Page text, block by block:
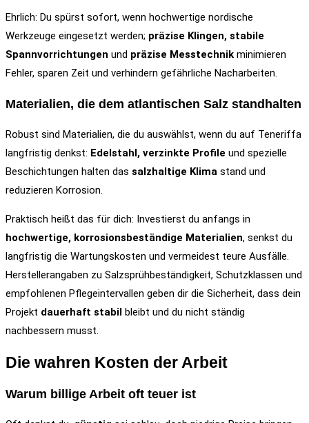
Ehrlich: Du spürst sofort, wenn hochwertige nordische
Werkzeuge eingesetzt werden; präzise Klingen, stabile
Spannvorrichtungen und präzise Messtechnik minimieren
Fehler, sparen Zeit und verhindern gefährliche Nacharbeiten.
Materialien, die dem atlantischen Salz standhalten
Robust sind Materialien, die du auswählst, wenn du auf Teneriffa
langfristig denkst: Edelstahl, verzinkte Profile und spezielle
Beschichtungen halten das salzhaltige Klima stand und
reduzieren Korrosion.
Praktisch heißt das für dich: Investierst du anfangs in
hochwertige, korrosionsbeständige Materialien, senkst du
langfristig die Wartungskosten und vermeidest teure Ausfälle.
Herstellerangaben zu Salzsprühbeständigkeit, Schutzklassen und
empfohlenen Pflegeintervallen geben dir die Sicherheit, dass dein
Projekt dauerhaft stabil bleibt und du nicht ständig
nachbessern musst.
Die wahren Kosten der Arbeit
Warum billige Arbeit oft teuer ist